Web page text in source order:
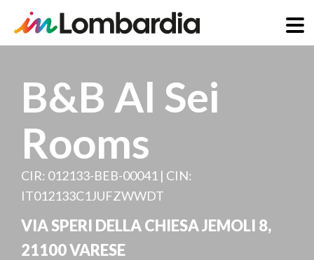
InhaltB&B Al Sei
Rooms
CIR: 012133-BEB-00041 | CIN:
IT012133C1JUFZWWDT
VIA SPERI DELLA CHIESA JEMOLI 8,
21100VARESE